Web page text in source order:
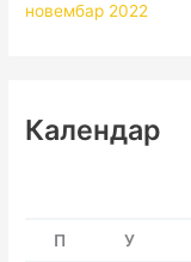
новембар 2022
Календар
П У